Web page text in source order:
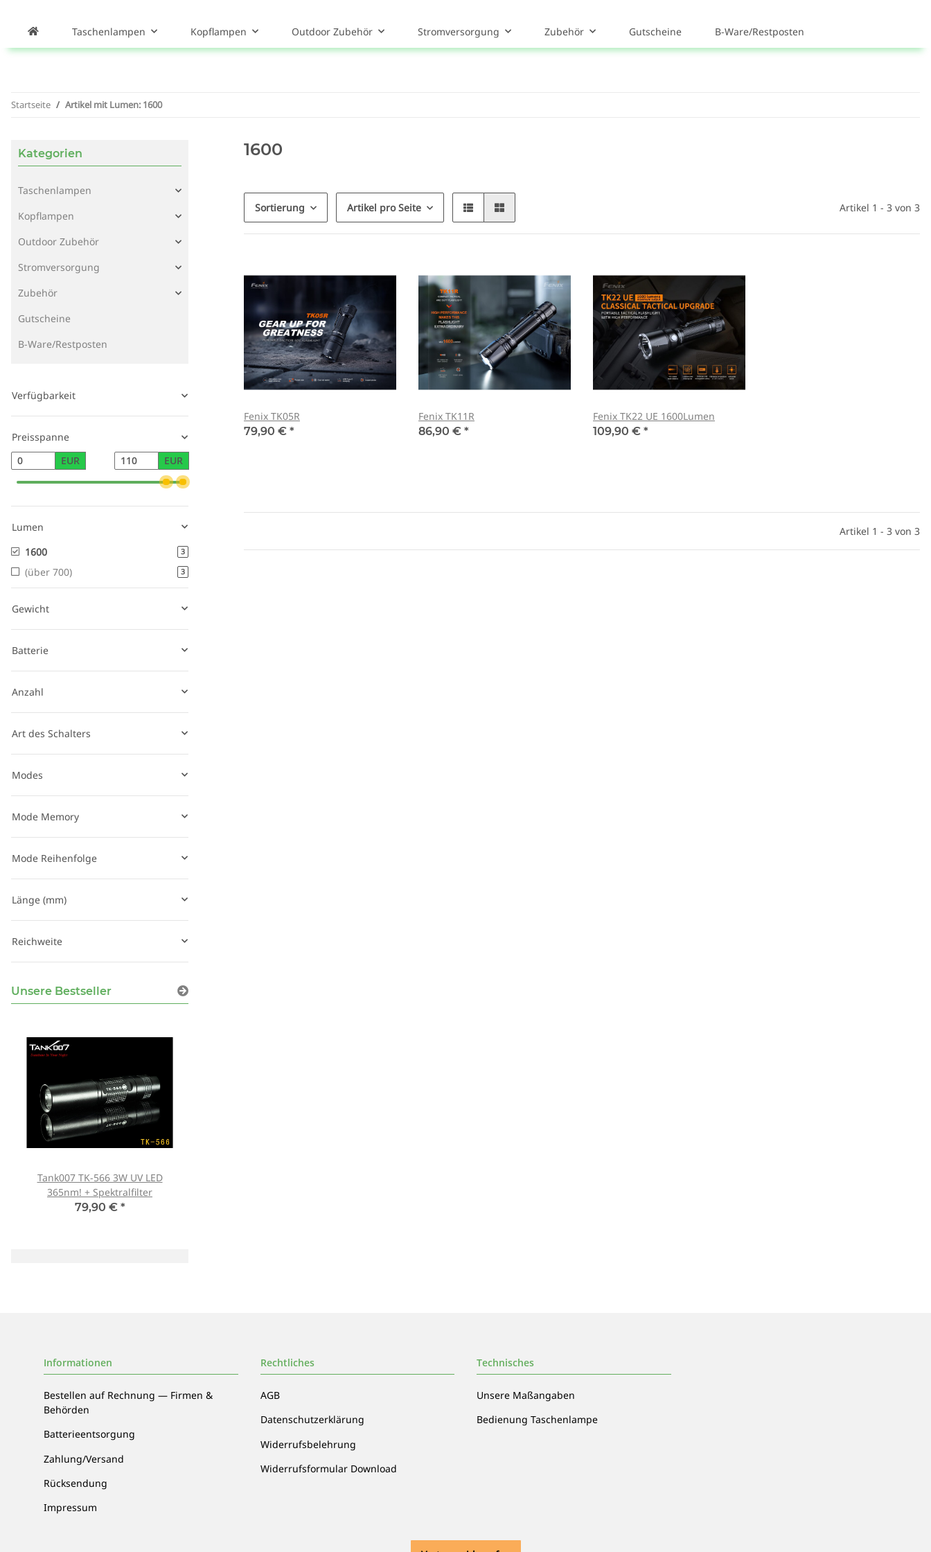
Taschenlampen Kopflampen Outdoor Zubehör Stromversorgung Zubehör Gutscheine B-Ware/Restposten
Startseite Artikel mit Lumen: 1600
1600
Sortierung Artikel pro Seite Artikel 1 - 3 von 3
Fenix TK05R
79,90 € *
Fenix TK11R
86,90 € *
Fenix TK22 UE 1600Lumen
109,90 € *
Artikel 1 - 3 von 3
Kategorien
Taschenlampen
Kopflampen
Outdoor Zubehör
Stromversorgung
Zubehör
Gutscheine
B-Ware/Restposten
Verfügbarkeit
Preisspanne
EUR
EUR
Lumen
1600
3
(über 700) 3
Gewicht
Batterie
Anzahl
Art des Schalters
Modes
Mode Memory
Mode Reihenfolge
Länge (mm)
Reichweite
Unsere Bestseller
Tank007 TK-566 3W UV LED
365nm! + Spektralfilter
79,90 € *
Informationen
Bestellen auf Rechnung — Firmen &
Behörden
Batterieentsorgung
Zahlung/Versand
Rücksendung
Impressum
Rechtliches
AGB
Datenschutzerklärung
Widerrufsbelehrung
Widerrufsformular Download
Technisches
Unsere Maßangaben
Bedienung Taschenlampe